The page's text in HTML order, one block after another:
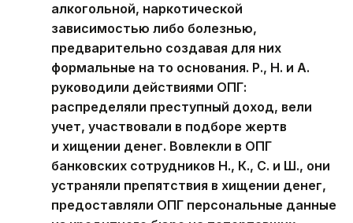
алкогольной, наркотической
зависимостью либо болезнью,
предварительно создавая для них
формальные на то основания. Р., Н. и А.
руководили действиями ОПГ:
распределяли преступный доход, вели
учет, участвовали в подборе жертв
и хищении денег. Вовлекли в ОПГ
банковских сотрудников Н., К., С. и Ш., они
устраняли препятствия в хищении денег,
предоставляли ОПГ персональные данные